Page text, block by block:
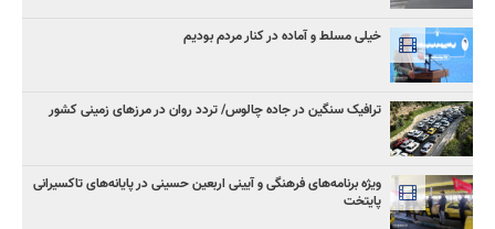
خیلی مسلط و آماده در کنار مردم بودیم
ترافیک سنگین در جاده چالوس/ تردد روان در مرزهای زمینی کشور
ویژه برنامه‌های فرهنگی و آیینی اربعین حسینی در پایانه‌های تاکسیرانی
پایتخت